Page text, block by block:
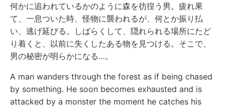
何かに追われているかのように森を彷徨う男。疲れ果
て、一息ついた時、怪物に襲われるが、何とか振り払
い、逃げ延びる。しばらくして、隠れられる場所にたど
り着くと、以前に失くしたある物を見つける。そこで、
男の秘密が明らかになる…。
A man wanders through the forest as if being chased
by something. He soon becomes exhausted and is
attacked by a monster the moment he catches his